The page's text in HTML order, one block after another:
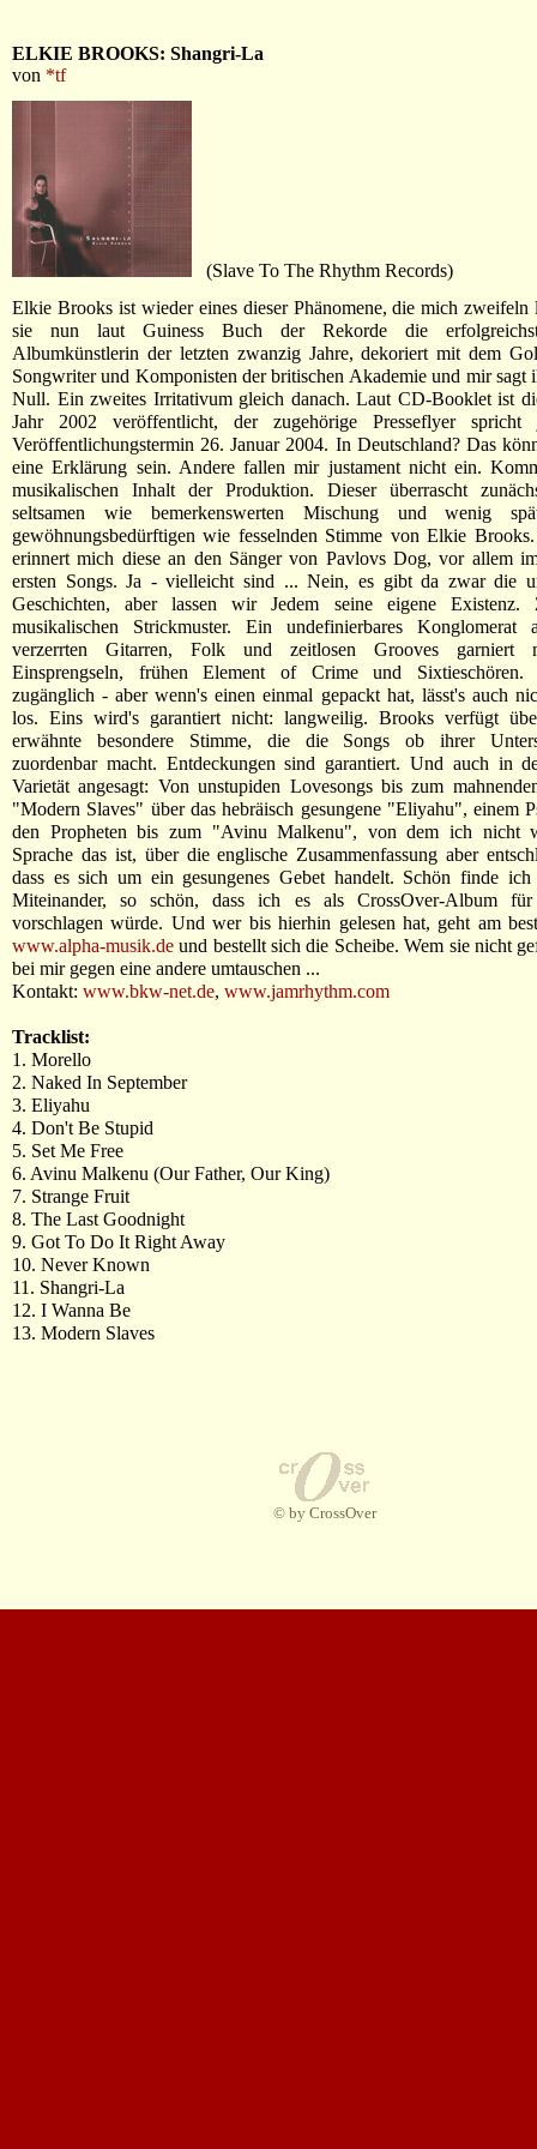
ELKIE BROOKS: Shangri-La
von *tf
(Slave To The Rhythm Records)
Elkie Brooks ist wieder eines dieser Phänomene, die mich zweifeln
sie nun laut Guiness Buch der Rekorde die
Albumkünstlerin der letzten zwanzig Jahre, dekoriert mit dem
Songwriter und Komponisten der britischen Akademie und mir sagt
Null. Ein zweites Irritativum gleich danach. Laut CD-Booklet ist
Jahr 2002 veröffentlicht, der zugehörige Presseflyer spricht
Veröffentlichungstermin 26. Januar 2004. In Deutschland? Das
eine Erklärung sein. Andere fallen mir justament nicht ein.
musikalischen Inhalt der Produktion. Dieser überrascht
seltsamen wie bemerkenswerten Mischung und wenig
gewöhnungsbedürftigen wie fesselnden Stimme von Elkie
erinnert mich diese an den Sänger von Pavlovs Dog, vor allem
ersten Songs. Ja - vielleicht sind ... Nein, es gibt da zwar die
Geschichten, aber lassen wir Jedem seine eigene Existenz.
musikalischen Strickmuster. Ein undefinierbares Konglomerat
verzerrten Gitarren, Folk und zeitlosen Grooves garniert
Einsprengseln, frühen Element of Crime und
zugänglich - aber wenn's einen einmal gepackt hat, lässt's auch
los. Eins wird's garantiert nicht: langweilig. Brooks verfügt
erwähnte besondere Stimme, die die Songs ob ihrer
zuordenbar macht. Entdeckungen sind garantiert. Und auch in
Varietät angesagt: Von unstupiden Lovesongs bis zum
"Modern Slaves" über das hebräisch gesungene "Eliyahu", einem
den Propheten bis zum "Avinu Malkenu", von dem ich nicht
Sprache das ist, über die englische Zusammenfassung aber
dass es sich um ein gesungenes Gebet handelt. Schön finde ich
Miteinander, so schön, dass ich es als CrossOver-Album
vorschlagen würde. Und wer bis hierhin gelesen hat, geht am
www.alpha-musik.de und bestellt sich die Scheibe. Wem sie nicht
bei mir gegen eine andere umtauschen ...
Kontakt: www.bkw-net.de, www.jamrhythm.com
Tracklist:
1. Morello
2. Naked In September
3. Eliyahu
4. Don't Be Stupid
5. Set Me Free
6. Avinu Malkenu (Our Father, Our King)
7. Strange Fruit
8. The Last Goodnight
9. Got To Do It Right Away
10. Never Known
11. Shangri-La
12. I Wanna Be
13. Modern Slaves
© by CrossOver